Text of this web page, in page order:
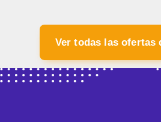
Ver todas las ofertas